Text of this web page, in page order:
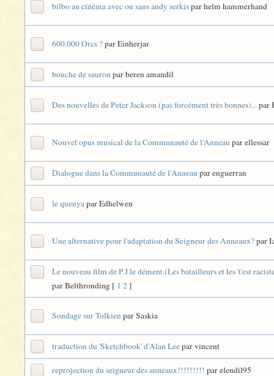
bilbo au cinéma avec ou sans andy serkispar helm hammerhand
600.000 Orcs ?par Einherjar
bouche de sauronpar beren amandil
Des nouvelles de Peter Jackson (pas forcément très bonnes)...par
Nouvel opus musical de la Communauté de l'Anneau par ellessar
Dialogue dans la Communauté de l'Anneau par enguerran
le quenyapar Edhelwen
Une alternative pour l'adaptation du Seigneur des Anneaux?par
Le nouveau film de P.J le dément.(Les batailleurs et les 't'est
par Belthronding [ 1 2]
Sondage sur Tolkienpar Saskia
traduction du 'Sketchbook' d'Alan Leepar vincent
reprojection du seigneur des anneaux!!!!!!!!! par elendil95